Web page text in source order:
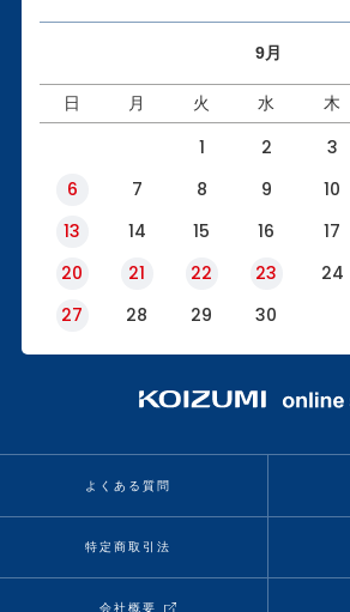
9月
日 月 火 水 木
1 2 3
6
7 8 9 10
13
14 15 16 17
20
21 22 23 24
27
28 29 30
よくある質問
特定商取引法
会社概要